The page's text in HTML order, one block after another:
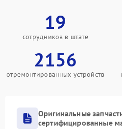
19
сотрудников в штате
2156
отремонтированных устройств
Оригинальные
сертифицированные